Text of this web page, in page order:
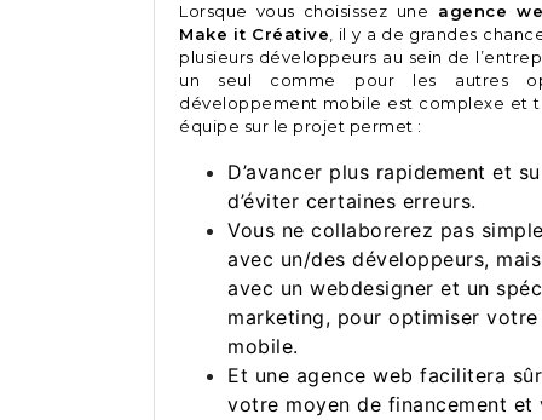
Lorsque vous choisissez une agence
Make it Créative, il y a de grandes
plusieurs développeurs au sein de
un seul comme pour les autres
développement mobile est complexe et
équipe sur le projet permet :
D’avancer plus rapidement et
d’éviter certaines erreurs.
Vous ne collaborerez pas
avec un/des développeurs,
avec un webdesigner et un
marketing, pour optimiser
mobile.
Et une agence web facilitera
votre moyen de financement et